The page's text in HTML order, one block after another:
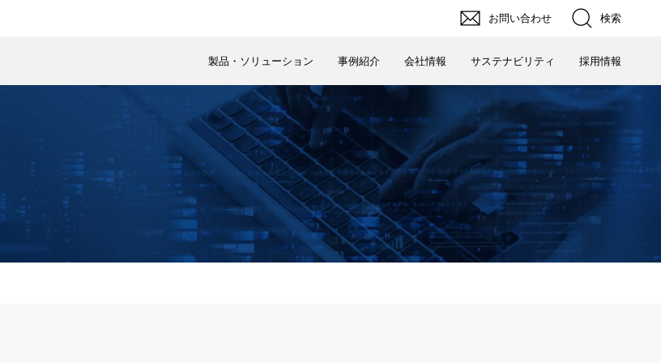
お問い合わせ 検索
製品・ソリューション 事例紹介 会社情報 サステナビリティ 採用情報